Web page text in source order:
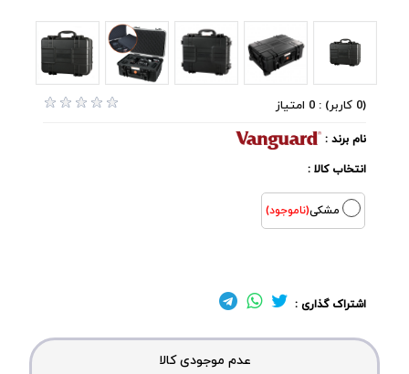
(0 کاربر) : 0 امتیاز
نام برند :
انتخاب کالا :
مشکی(ناموجود)
اشتراک گذاری :
عدم موجودی کالا